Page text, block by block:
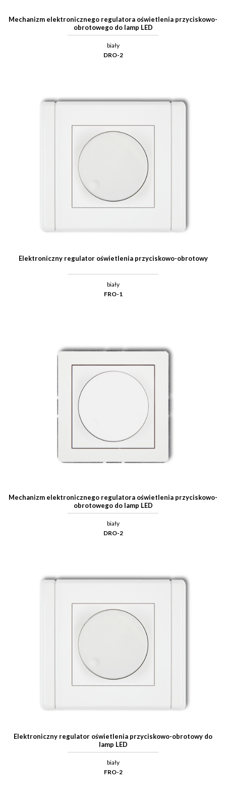
Mechanizm elektronicznego regulatora oświetlenia przyciskowo-
obrotowego do lamp LED
biały
DRO-2
Elektroniczny regulator oświetlenia przyciskowo-obrotowy
biały
FRO-1
Mechanizm elektronicznego regulatora oświetlenia przyciskowo-
obrotowego do lamp LED
biały
DRO-2
Elektroniczny regulator oświetlenia przyciskowo-obrotowy do
lamp LED
biały
FRO-2